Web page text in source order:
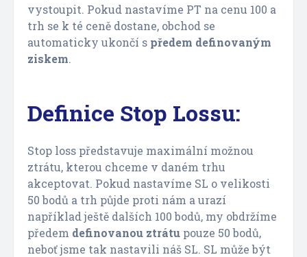
vystoupit. Pokud nastavíme PT na cenu 100 a
trh se k té ceně dostane, obchod se
automaticky ukončí s předem definovaným
ziskem.
Definice Stop Lossu:
Stop loss představuje maximální možnou
ztrátu, kterou chceme v daném trhu
akceptovat. Pokud nastavíme SL o velikosti
50 bodů a trh půjde proti nám a urazí
například ještě dalších 100 bodů, my obdržíme
předem definovanou ztrátu pouze 50 bodů,
neboť jsme tak nastavili náš SL. SL může být